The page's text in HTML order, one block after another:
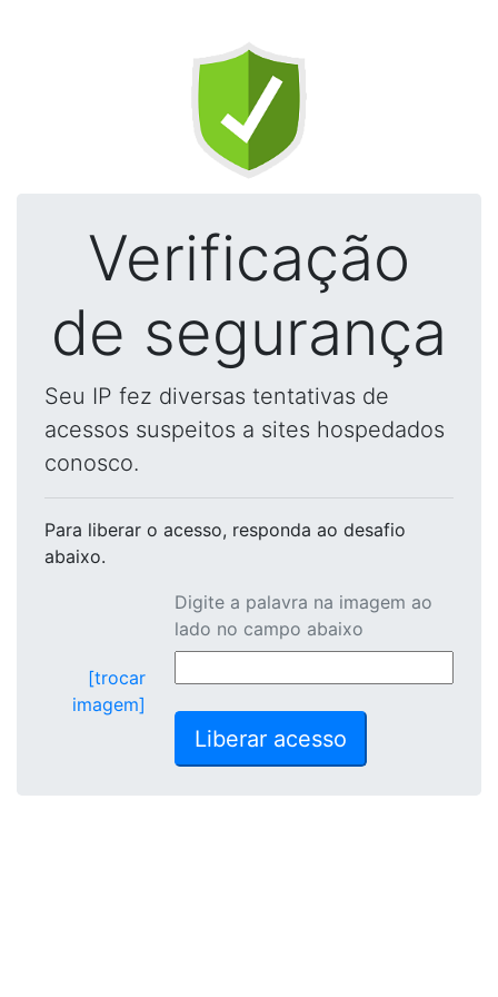
Verificação
de segurança
Seu IP fez diversas tentativas de
acessos suspeitos a sites hospedados
conosco.
Para liberar o acesso, responda ao desafio
abaixo.
[trocar
imagem]
Digite a palavra na imagem ao
lado no campo abaixo